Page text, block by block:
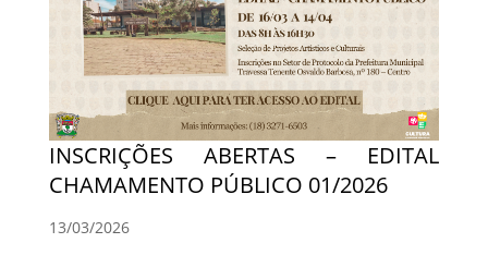
INSCRIÇÕES ABERTAS – EDITAL
CHAMAMENTO PÚBLICO 01/2026
13/03/2026